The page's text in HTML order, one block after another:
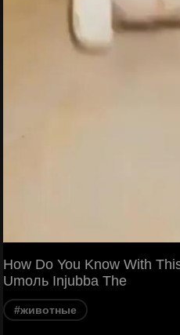
How Do You Know With
Umоль Injubba The
#животные